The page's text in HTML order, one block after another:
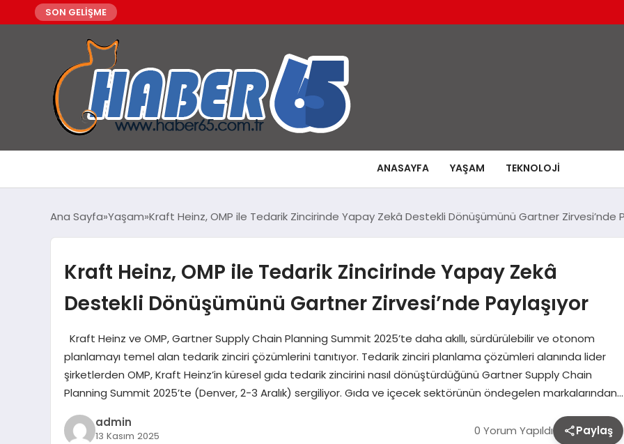
SON GELİŞME
ANASAYFA YAŞAM TEKNOLOJI
Ana Sayfa Yaşam Kraft Heinz, OMP ile Tedarik Zincirinde Yapay Zekâ Destekli Dönüşümünü Gartner Zirvesi’nde
Kraft Heinz, OMP ile Tedarik Zincirinde Yapay Zekâ
Destekli Dönüşümünü Gartner Zirvesi’nde Paylaşıyor
Kraft Heinz ve OMP, Gartner Supply Chain Planning Summit 2025’te daha akıllı, sürdürülebilir ve otonom
planlamayı temel alan tedarik zinciri çözümlerini tanıtıyor. Tedarik zinciri planlama çözümleri alanında lider
şirketlerden OMP, Kraft Heinz’in küresel gıda tedarik zincirini nasıl dönüştürdüğünü Gartner Supply Chain
Planning Summit 2025’te (Denver, 2-3 Aralık) sergiliyor. Gıda ve içecek sektörünün öndegelen markalarından…
admin
13 Kasım 2025 0 Yorum Yapıldı Paylaş